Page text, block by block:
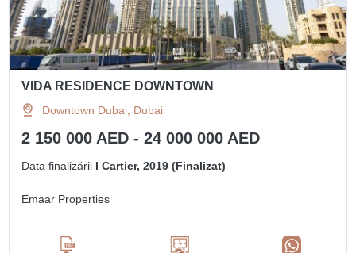
VIDA RESIDENCE DOWNTOWN
Downtown Dubai, Dubai
2 150 000 AED - 24 000 000 AED
Data finalizării I Cartier, 2019 (Finalizat)
Emaar Properties